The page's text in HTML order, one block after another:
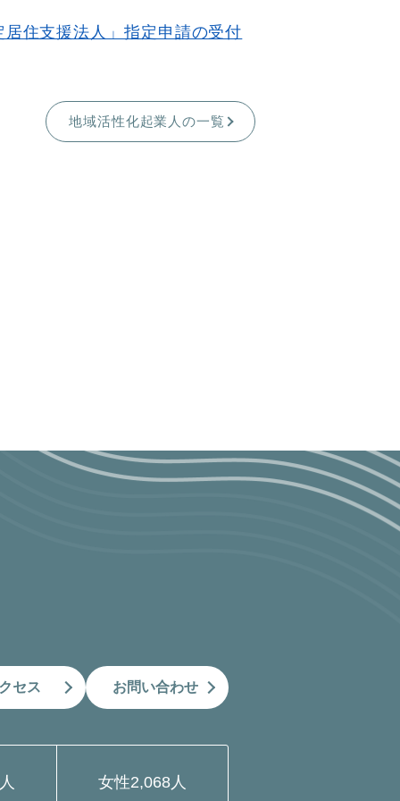
住支援法人」指定申請の受付
地域活性化起業人の一覧
セス お問い合わせ
女性2,068人